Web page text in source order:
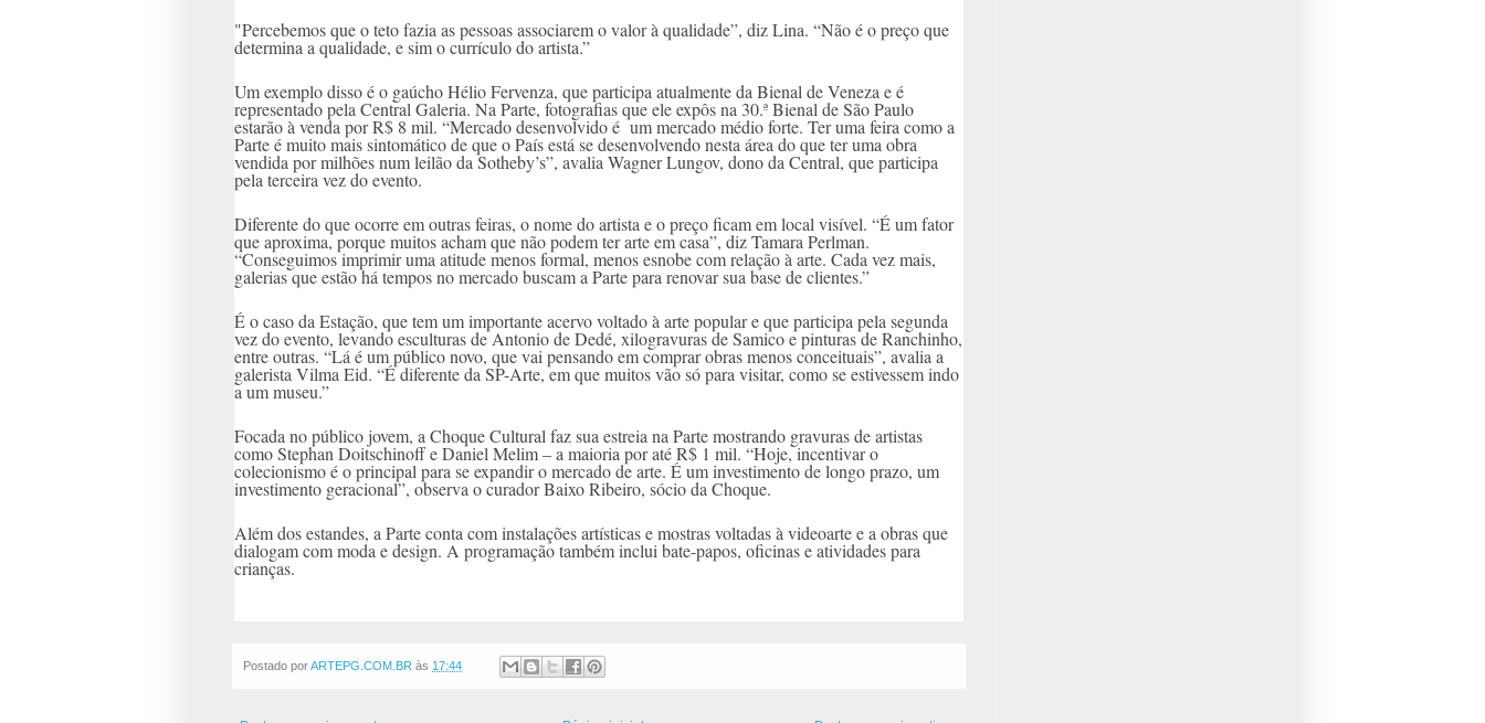
"Percebemos que o teto fazia as pessoas associarem o valor à qualidade”, diz Lina. “Não é o preço que
determina a qualidade, e sim o currículo do artista.”
Um exemplo disso é o gaúcho Hélio Fervenza, que participa atualmente da Bienal de Veneza e é
representado pela Central Galeria. Na Parte, fotografias que ele expôs na 30.ª Bienal de São Paulo
estarão à venda por R$ 8 mil. “Mercado desenvolvido é um mercado médio forte. Ter uma feira como a
Parte é muito mais sintomático de que o País está se desenvolvendo nesta área do que ter uma obra
vendida por milhões num leilão da Sotheby’s”, avalia Wagner Lungov, dono da Central, que participa
pela terceira vez do evento.
Diferente do que ocorre em outras feiras, o nome do artista e o preço ficam em local visível. “É um fator
que aproxima, porque muitos acham que não podem ter arte em casa”, diz Tamara Perlman.
“Conseguimos imprimir uma atitude menos formal, menos esnobe com relação à arte. Cada vez mais,
galerias que estão há tempos no mercado buscam a Parte para renovar sua base de clientes.”
É o caso da Estação, que tem um importante acervo voltado à arte popular e que participa pela segunda
vez do evento, levando esculturas de Antonio de Dedé, xilogravuras de Samico e pinturas de Ranchinho,
entre outras. “Lá é um público novo, que vai pensando em comprar obras menos conceituais”, avalia a
galerista Vilma Eid. “É diferente da SP-Arte, em que muitos vão só para visitar, como se estivessem indo
a um museu.”
Focada no público jovem, a Choque Cultural faz sua estreia na Parte mostrando gravuras de artistas
como Stephan Doitschinoff e Daniel Melim – a maioria por até R$ 1 mil. “Hoje, incentivar o
colecionismo é o principal para se expandir o mercado de arte. É um investimento de longo prazo, um
investimento geracional”, observa o curador Baixo Ribeiro, sócio da Choque.
Além dos estandes, a Parte conta com instalações artísticas e mostras voltadas à videoarte e a obras que
dialogam com moda e design. A programação também inclui bate-papos, oficinas e atividades para
crianças.
Postado porARTEPG.COM.BR às 17:44